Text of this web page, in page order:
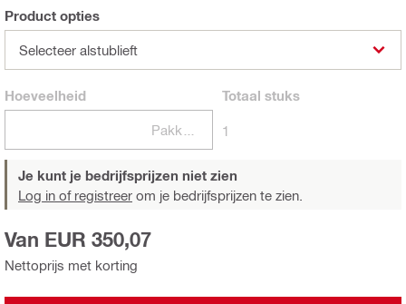
Product opties
Selecteer alstublieft
Hoeveelheid Totaal stuks
1
Je kunt je bedrijfsprijzen niet zien
Log in of registreer om je bedrijfsprijzen te zien.
Nettoprijs met korting
Van EUR 350,07